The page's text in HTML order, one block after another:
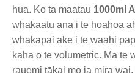
hua. Ko ta maatau 1000ml
whakaatu ana i te hoahoa
whakapai ake i te waahi
kaha o te volumetric. Ma te
rauemi tākai mo ia mira